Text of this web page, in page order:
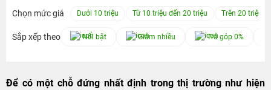
Chọn mức giá Dưới 10 triệu Từ 10 triệu đến 20 triệu Trên 20 triệu
Sắp xếp theo Nổi bật Giảm nhiều Trả góp 0%
Để có một chỗ đứng nhất định trong thị trường như hiện